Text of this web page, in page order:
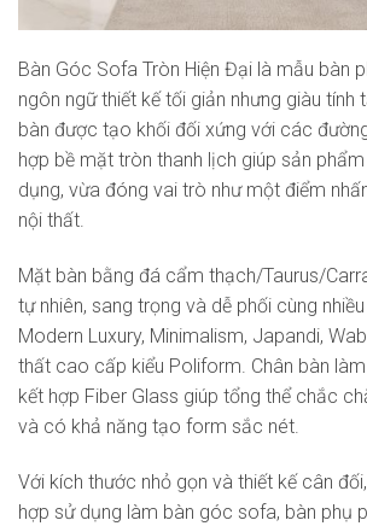
Bàn Góc Sofa Tròn Hiện Đại là mẫu bàn
ngôn ngữ thiết kế tối giản nhưng giàu tính
bàn được tạo khối đối xứng với các
hợp bề mặt tròn thanh lịch giúp sản
dụng, vừa đóng vai trò như một điểm
nội thất.
Mặt bàn bằng đá cẩm thạch/Taurus/
tự nhiên, sang trọng và dễ phối cùng
Modern Luxury, Minimalism, Japandi,
thất cao cấp kiểu Poliform. Chân bàn
kết hợp Fiber Glass giúp tổng thể chắc
và có khả năng tạo form sắc nét.
Với kích thước nhỏ gọn và thiết kế cân
hợp sử dụng làm bàn góc sofa, bàn phụ